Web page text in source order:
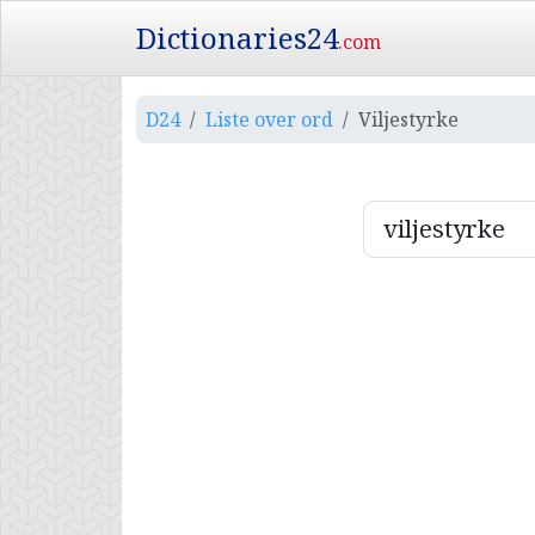
Dictionaries24.com
D24 Liste over ord Viljestyrke